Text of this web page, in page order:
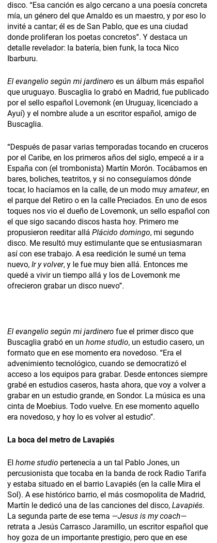
disco. “Esa canción es algo cercano a una poesía concreta
mía, un género del que Arnaldo es un maestro, y por eso lo
invité a cantar; él es de San Pablo, que es una ciudad
donde proliferan los poetas concretos”. Y destaca un
detalle revelador: la batería, bien funk, la toca Nico
Ibarburu.
El evangelio según mi jardinero es un álbum más español
que uruguayo. Buscaglia lo grabó en Madrid, fue publicado
por el sello español Lovemonk (en Uruguay, licenciado a
Ayuí) y el nombre alude a un escritor español, amigo de
Buscaglia.
“Después de pasar varias temporadas tocando en cruceros
por el Caribe, en los primeros años del siglo, empecé a ir a
España con (el trombonista) Martín Morón. Tocábamos en
bares, boliches, teatritos, y si no conseguíamos dónde
tocar, lo hacíamos en la calle, de un modo muy amateur, en
el parque del Retiro o en la calle Preciados. En uno de esos
toques nos vio el dueño de Lovemonk, un sello español con
el que sigo sacando discos hasta hoy. Primero me
propusieron reeditar allá Plácido domingo, mi segundo
disco. Me resultó muy estimulante que se entusiasmaran
así con ese trabajo. A esa reedición le sumé un tema
nuevo, Ir y volver, y le fue muy bien allá. Entonces me
quedé a vivir un tiempo allá y los de Lovemonk me
ofrecieron grabar un disco nuevo”.
El evangelio según mi jardinero fue el primer disco que
Buscaglia grabó en un home studio, un estudio casero, un
formato que en ese momento era novedoso. “Era el
advenimiento tecnológico, cuando se democratizó el
acceso a los equipos para grabar. Desde entonces siempre
grabé en estudios caseros, hasta ahora, que voy a volver a
grabar en un estudio grande, en Sondor. La música es una
cinta de Moebius. Todo vuelve. En ese momento aquello
era novedoso, y hoy lo es volver al estudio”.
La boca del metro de Lavapiés
El home studio pertenecía a un tal Pablo Jones, un
percusionista que tocaba en la banda de rock Radio Tarifa
y estaba situado en el barrio Lavapiés (en la calle Mira el
Sol). A ese histórico barrio, el más cosmopolita de Madrid,
Martín le dedicó una de las canciones del disco, Lavapiés.
La segunda parte de ese tema —Jesus is my coach—
retrata a Jesús Carrasco Jaramillo, un escritor español que
hoy goza de un importante prestigio, pero que en ese